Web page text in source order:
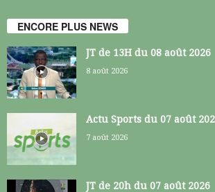
ENCORE PLUS NEWS
JT de 13H du 08 août 2026
8 août 2026
Actu Sports du 07 août
7 août 2026
JT de 20h du 07 août 2026